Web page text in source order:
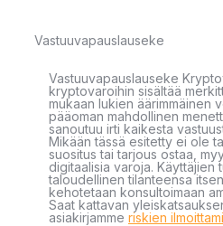
Vastuuvapauslauseke
Vastuuvapauslauseke
kryptovaroihin sisältää
mukaan lukien äärimmäinen
pääoman mahdollinen
sanoutuu irti kaikesta
Mikään tässä esitetty ei ole
suositus tai tarjous ostaa,
digitaalisia varoja. Käyttäjien
taloudellinen tilanteensa
kehotetaan konsultoimaan
Saat kattavan
asiakirjamme riskien